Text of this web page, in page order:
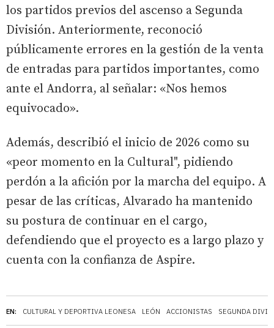
EN: CULTURAL Y DEPORTIVA LEONESA LEÓN ACCIONISTAS SEGUNDA
los partidos previos del ascenso a Segunda
División. Anteriormente, reconoció
públicamente errores en la gestión de la venta
de entradas para partidos importantes, como
ante el Andorra, al señalar: «Nos hemos
equivocado».
Además, describió el inicio de 2026 como su
«peor momento en la Cultural", pidiendo
perdón a la afición por la marcha del equipo. A
pesar de las críticas, Alvarado ha mantenido
su postura de continuar en el cargo,
defendiendo que el proyecto es a largo plazo y
cuenta con la confianza de Aspire.